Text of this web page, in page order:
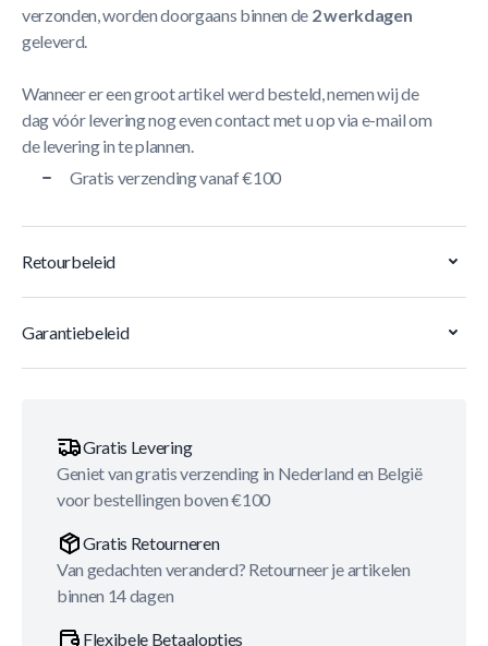
verzonden, worden doorgaans binnen de 2 werkdagen
geleverd.
Wanneer er een groot artikel werd besteld, nemen wij de
dag vóór levering nog even contact met u op via e-mail om
de levering in te plannen.
Gratis verzending vanaf €100
Retourbeleid
Garantiebeleid
Gratis Levering
Geniet van gratis verzending in Nederland en België
voor bestellingen boven €100
Gratis Retourneren
Van gedachten veranderd? Retourneer je artikelen
binnen 14 dagen
Flexibele Betaalopties